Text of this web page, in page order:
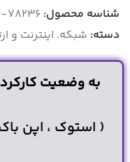
شناسه محصول: 78236
دسته: شبکه. اینترنت و
به وضعیت
( استوک ، اپن